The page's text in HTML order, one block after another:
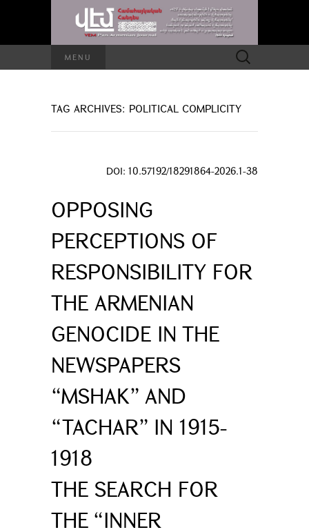
MENU
Search
for:
TAG ARCHIVES: POLITICAL COMPLICITY
DOI: 10.57192/18291864-2026.1-38
OPPOSING
PERCEPTIONS OF
RESPONSIBILITY FOR
THE ARMENIAN
GENOCIDE IN THE
NEWSPAPERS
“MSHAK” AND
“TACHAR” IN 1915-
1918
THE SEARCH FOR
THE “INNER